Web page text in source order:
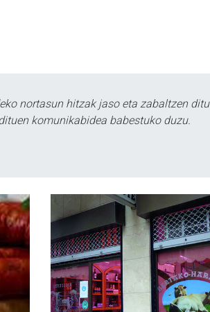
nortasun hitzak jaso eta zabaltzen
komunikabidea babestuko duzu.